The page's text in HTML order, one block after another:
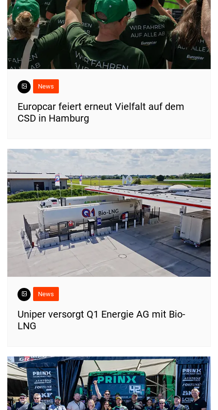
News
Europcar feiert erneut Vielfalt auf dem
CSD in Hamburg
News
Uniper versorgt Q1 Energie AG mit Bio-
LNG